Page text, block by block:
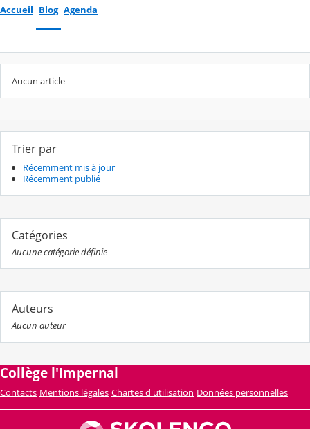
Accueil Blog Agenda
Aucun article
Trier par
Récemment mis à jour
Récemment publié
Catégories
Aucune catégorie définie
Auteurs
Aucun auteur
Collège l'Impernal
Contacts Mentions légales Chartes d'utilisation Données personnelles